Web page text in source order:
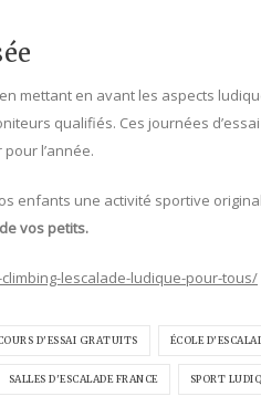
mettant en avant les aspects
qualifiés. Ces journées
l’année.
enfants une activité sportive
vos petits.
lescalade-ludique-pour-tous/
D'ESSAI GRATUITS ÉCOLE
SALLES D'ESCALADE FRANCE SPORT